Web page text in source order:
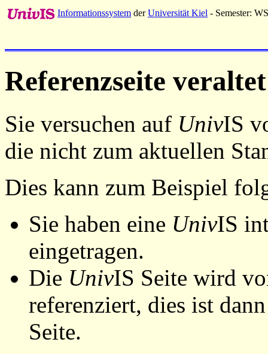
Informationssystem derUniversität Kiel - Semester:
Referenzseite veraltet
Sie versuchen auf UnivIS
die nicht zum aktuellen
Dies kann zum Beispiel
Sie haben eine UnivIS
eingetragen.
Die UnivIS Seite wird
referenziert, dies ist
Seite.